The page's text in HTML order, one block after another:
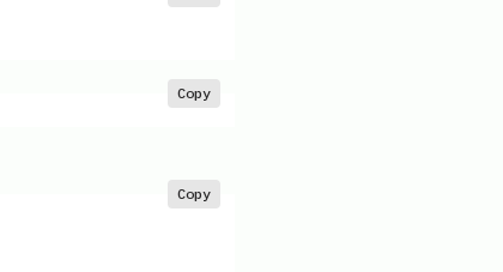
Copy
Copy